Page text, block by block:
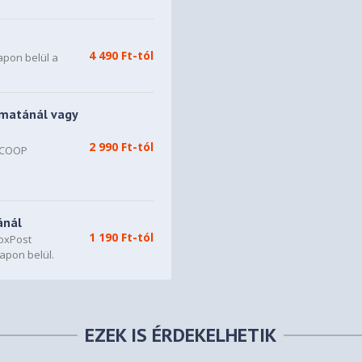
belül a 4 490 Ft-tól
vagy
2 990 Ft-tól
belül.
1 190 Ft-tól
EZEK IS ÉRDEKELHETIK